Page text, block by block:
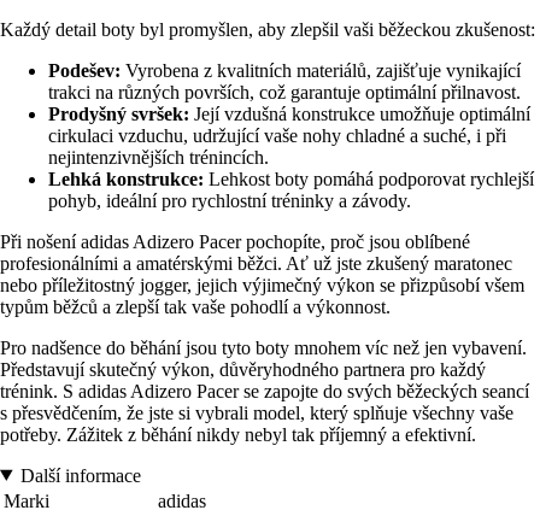
Každý detail boty byl promyšlen, aby zlepšil vaši běžeckou zkušenost:
Podešev: Vyrobena z kvalitních materiálů, zajišťuje vynikající
trakci na různých površích, což garantuje optimální přilnavost.
Prodyšný svršek: Její vzdušná konstrukce umožňuje optimální
cirkulaci vzduchu, udržující vaše nohy chladné a suché, i při
nejintenzivnějších trénincích.
Lehká konstrukce: Lehkost boty pomáhá podporovat rychlejší
pohyb, ideální pro rychlostní tréninky a závody.
Při nošení adidas Adizero Pacer pochopíte, proč jsou oblíbené
profesionálními a amatérskými běžci. Ať už jste zkušený maratonec
nebo příležitostný jogger, jejich výjimečný výkon se přizpůsobí všem
typům běžců a zlepší tak vaše pohodlí a výkonnost.
Pro nadšence do běhání jsou tyto boty mnohem víc než jen vybavení.
Představují skutečný výkon, důvěryhodného partnera pro každý
trénink. S adidas Adizero Pacer se zapojte do svých běžeckých seancí
s přesvědčením, že jste si vybrali model, který splňuje všechny vaše
potřeby. Zážitek z běhání nikdy nebyl tak příjemný a efektivní.
Další informace
Marki
adidas